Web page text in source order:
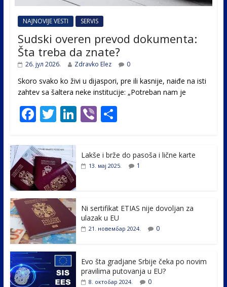
NAJNOVIJE VESTI SERVIS
Sudski overen prevod dokumenta:
Šta treba da znate?
26. јул 2026. Zdravko Elez 0
Skoro svako ko živi u dijaspori, pre ili kasnije, naiđe na isti
zahtev sa šaltera neke institucije: „Potreban nam je
F
e
b
o
o
k
T
itt
er
Li
e
Vi
er
S
ar
e
Lakše i brže do pasoša i lične karte
13. мај 2025. 1
Ni sertifikat ETIAS nije dovoljan za
ulazak u EU
21. новембар 2024. 0
Evo šta gradjane Srbije čeka po novim
pravilima putovanja u EU?
8. октобар 2024. 0